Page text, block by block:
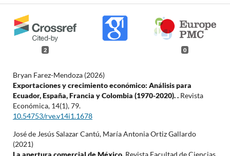
2 0
Bryan Farez-Mendoza (2026)
Exportaciones y crecimiento económico: Análisis para
Ecuador, España, Francia y Colombia (1970-2020). . Revista
Económica, 14(1),79.
10.54753/rve.v14i1.1678
José de Jesús Salazar Cantú, María Antonia Ortiz Gallardo
(2021)
La apertura comercial de México. Revista Facultad de Ciencias